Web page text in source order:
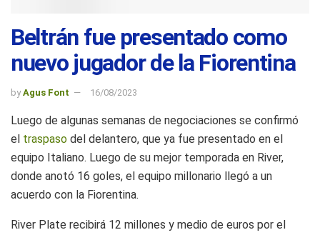
Beltrán fue presentado como
nuevo jugador de la Fiorentina
by Agus Font 16/08/2023
Luego de algunas semanas de negociaciones se confirmó
el traspaso del delantero, que ya fue presentado en el
equipo Italiano. Luego de su mejor temporada en River,
donde anotó 16 goles, el equipo millonario llegó a un
acuerdo con la Fiorentina.
River Plate recibirá 12 millones y medio de euros por el